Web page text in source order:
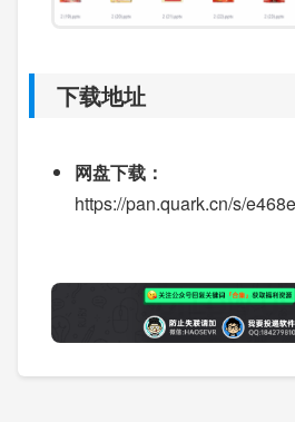
下载地址
网盘下载：
https://pan.quark.cn/s/